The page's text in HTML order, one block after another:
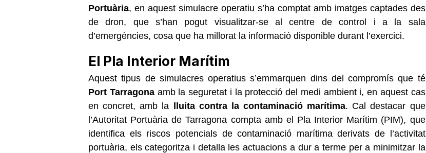
Portuària, en aquest simulacre operatiu s’ha comptat amb imatges captades des
de dron, que s’han pogut visualitzar-se al centre de control i a la sala
d’emergències, cosa que ha millorat la informació disponible durant l’exercici.
El Pla Interior Marítim
Aquest tipus de simulacres operatius s’emmarquen dins del compromís que té
Port Tarragonaamb la seguretat i la protecció del medi ambient i, en aquest cas
en concret, amb la lluita contra la contaminació marítima. Cal destacar que
l’Autoritat Portuària de Tarragona compta amb el Pla Interior Marítim (PIM), que
identifica els riscos potencials de contaminació marítima derivats de l’activitat
portuària, els categoritza i detalla les actuacions a dur a terme per a minimitzar la